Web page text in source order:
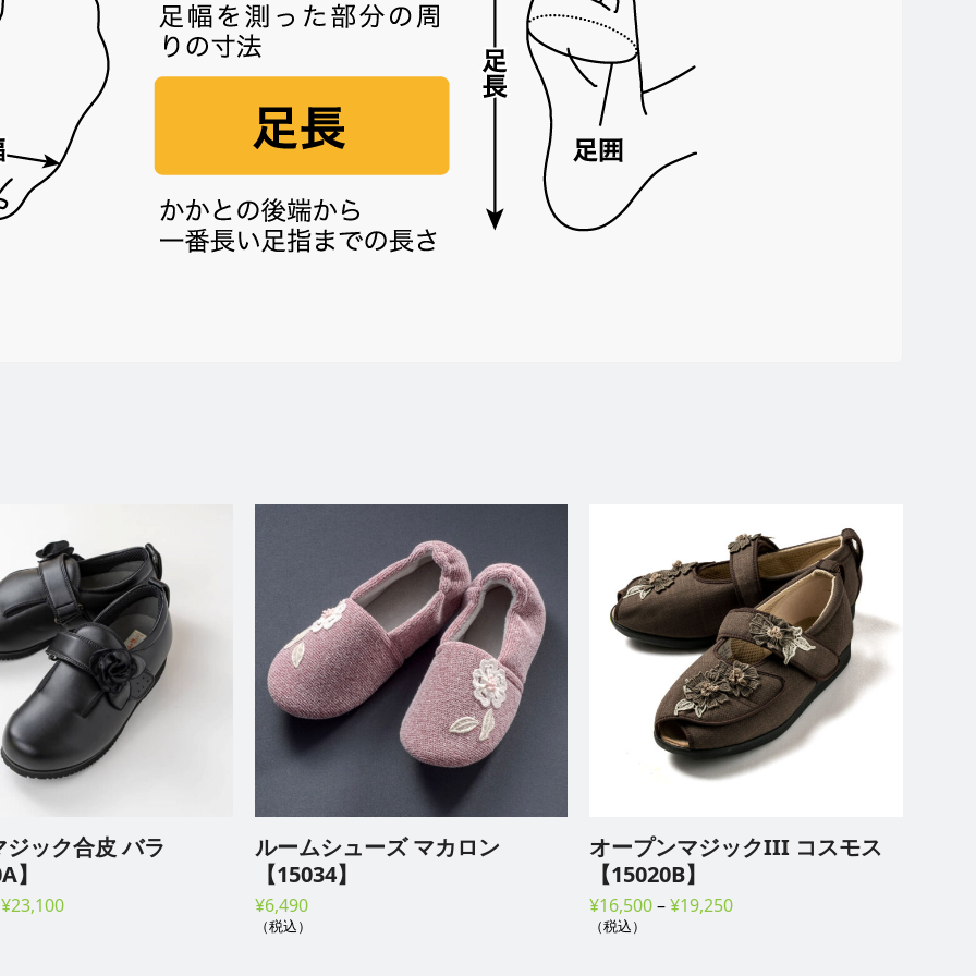
ック合皮 バラ
¥23,100価
ルームシューズ マカロン
【15034】
¥6,490
（税込）
オープンマジックIII コスモス
【15020B】
¥16,500–¥19,250価
（税込）